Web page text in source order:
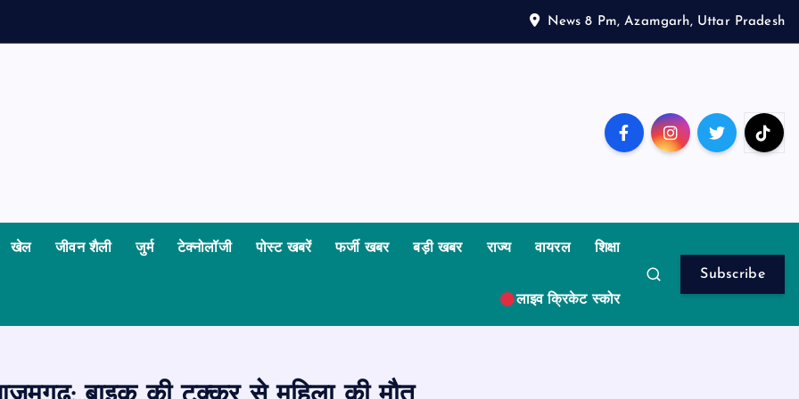
News 8 Pm, Azamgarh, Uttar Pradesh
खेल जीवन शैली जुर्म टेक्नोलॉजी पोस्ट खबरें फर्जी खबर बड़ी खबर राज्य वायरल शिक्षा
लाइव क्रिकेट स्कोर
Subscribe